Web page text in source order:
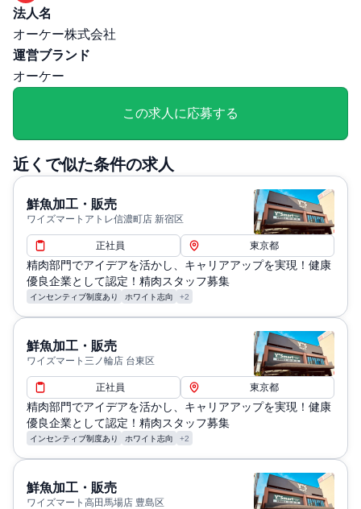
調整〈シフト例〉①7:30～16:30 ②6:00～15:00 休日：4
週8休制、その他休暇：年始休暇1/1～1/3(公休扱い)、年次
有給休暇、結婚休暇、産前・産後休暇、育児休暇、介護休
暇、慶弔休暇）
退職・定年に関する補足: 定年60歳まで ※65歳まで再雇用
業時間分は全額支給
通勤・住居に関する補足: 交通費：会社規定により支給
法人名
オーケー株式会社
運営ブランド
オーケー
この求人に応募する
近くで似た条件の求人
鮮魚加工・販売
ワイズマートアトレ信濃町店 新宿区
正社員 東京都
精肉部門でアイデアを活かし、キャリアアップを実現！健康
優良企業として認定！精肉スタッフ募集
インセンティブ制度あり ホワイト志向 +2
鮮魚加工・販売
ワイズマート三ノ輪店 台東区
正社員 東京都
精肉部門でアイデアを活かし、キャリアアップを実現！健康
優良企業として認定！精肉スタッフ募集
インセンティブ制度あり ホワイト志向 +2
鮮魚加工・販売
ワイズマート高田馬場店 豊島区